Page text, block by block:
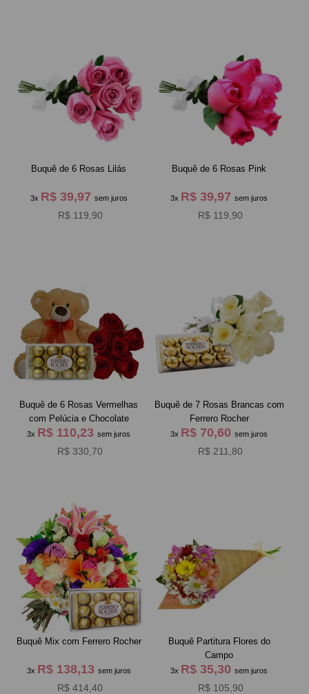
Buquê de 6 Rosas Lilás
3x R$ 39,97 sem juros
R$ 119,90
Buquê de 6 Rosas Pink
3x R$ 39,97sem juros
R$ 119,90
Buquê de 6 Rosas Vermelhas
com Pelúcia e Chocolate
3x R$ 110,23sem juros
R$ 330,70
Buquê de 7 Rosas Brancas com
Ferrero Rocher
3x R$ 70,60sem juros
R$ 211,80
Buquê Mix com Ferrero Rocher
3x R$ 138,13 sem juros
R$ 414,40
Buquê Partitura Flores do
Campo
3x R$ 35,30sem juros
R$ 105,90